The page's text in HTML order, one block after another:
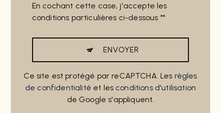
En cochant cette case, j'accepte les
conditions particulières ci-dessous **
ENVOYER
Ce site est protégé par reCAPTCHA. Les règles
de confidentialité et les conditions d'utilisation
de Google s'appliquent.